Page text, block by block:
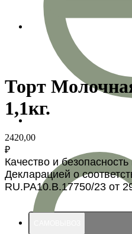
Торт
1,1кг.
2420,00
₽
Качество и
Декларацией о
RU.PA10.B.17750/23 от